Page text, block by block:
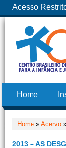
Acesso
Home
Home » Acervo »
2013 – AS